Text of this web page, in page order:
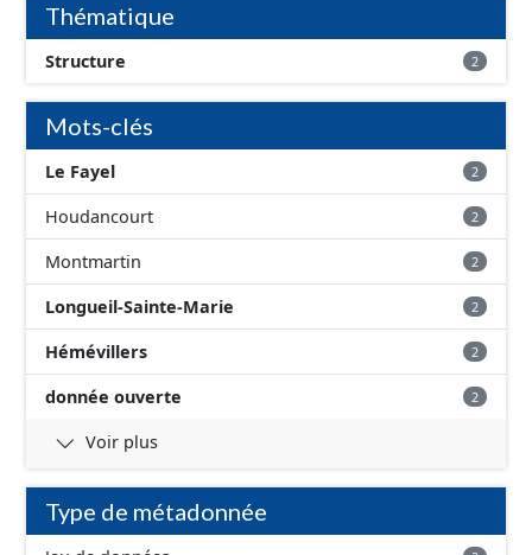
Thématique
Structure 2
Mots-clés
Le Fayel 2
Houdancourt 2
Montmartin 2
Longueil-Sainte-Marie 2
Hémévillers 2
donnée ouverte 2
Voir plus
Type de métadonnée